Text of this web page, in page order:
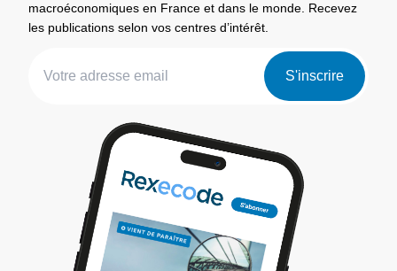
macroéconomiques en France et dans le monde. Recevez
les publications selon vos centres d’intérêt.
S'inscrire